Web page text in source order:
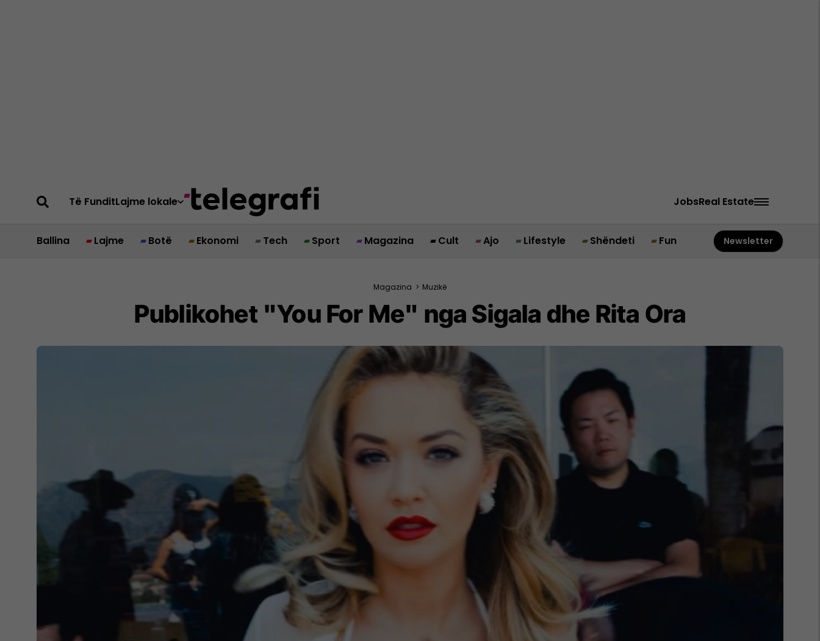
Të FunditLajme lokale JobsReal Estate
Ballina Lajme Botë Ekonomi Tech Sport Magazina Cult Ajo Lifestyle Shëndeti Fun Newsletter
Magazina > Muzikë
Publikohet "You For Me" nga Sigala dhe Rita Ora